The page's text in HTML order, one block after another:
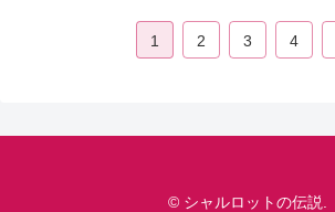
1 2 3 4
© シャルロットの伝説.